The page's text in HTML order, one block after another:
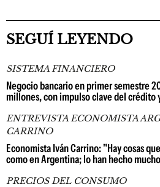
SEGUÍ LEYENDO
SISTEMA FINANCIERO
Negocio bancario en primer semestre
millones, con impulso clave del crédito
ENTREVISTA ECONOMISTA
CARRINO
Economista Iván Carrino: "Hay cosas
como en Argentina; lo han hecho
PRECIOS DEL CONSUMO